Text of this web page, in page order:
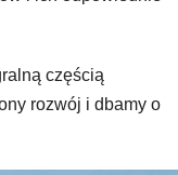
częścią
rozwój i dbamy o